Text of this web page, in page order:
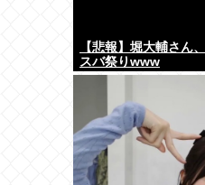
【悲報】堀大輔さん
スバ祭りwww